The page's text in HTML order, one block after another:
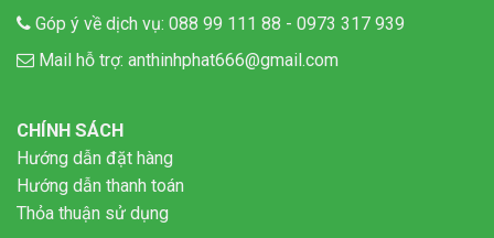
Góp ý về dịch vụ: 088 99 111 88 - 0973 317 939
Mail hỗ trợ: anthinhphat666@gmail.com
CHÍNH SÁCH
Hướng dẫn đặt hàng
Hướng dẫn thanh toán
Thỏa thuận sử dụng